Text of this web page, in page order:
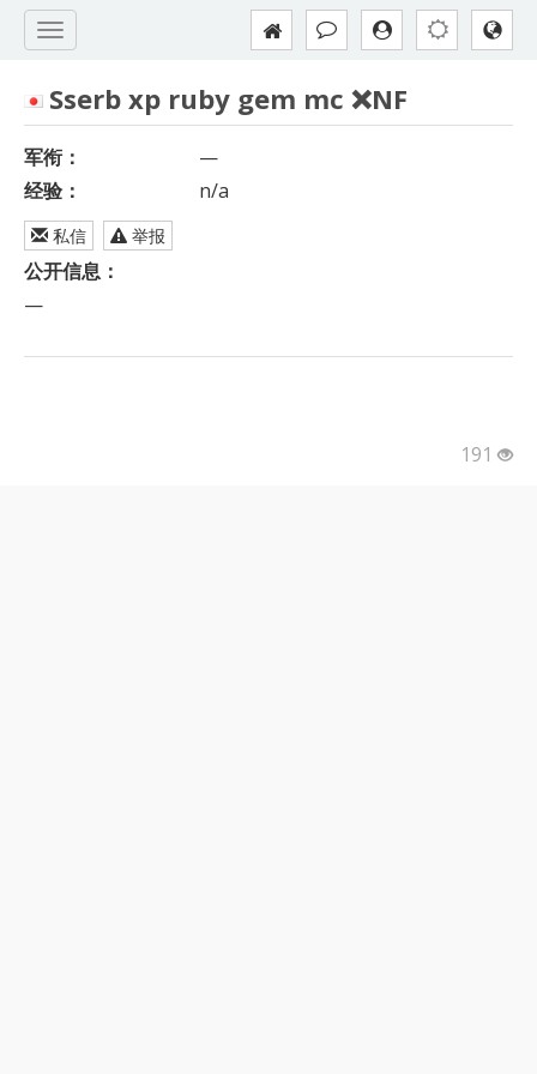
Sserb xp ruby gem mc ❌NF
军衔：
—
经验：
n/a
私信 举报
公开信息：
—
191